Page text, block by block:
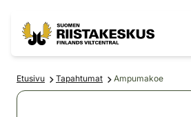
Etusivu Tapahtumat Ampumakoe